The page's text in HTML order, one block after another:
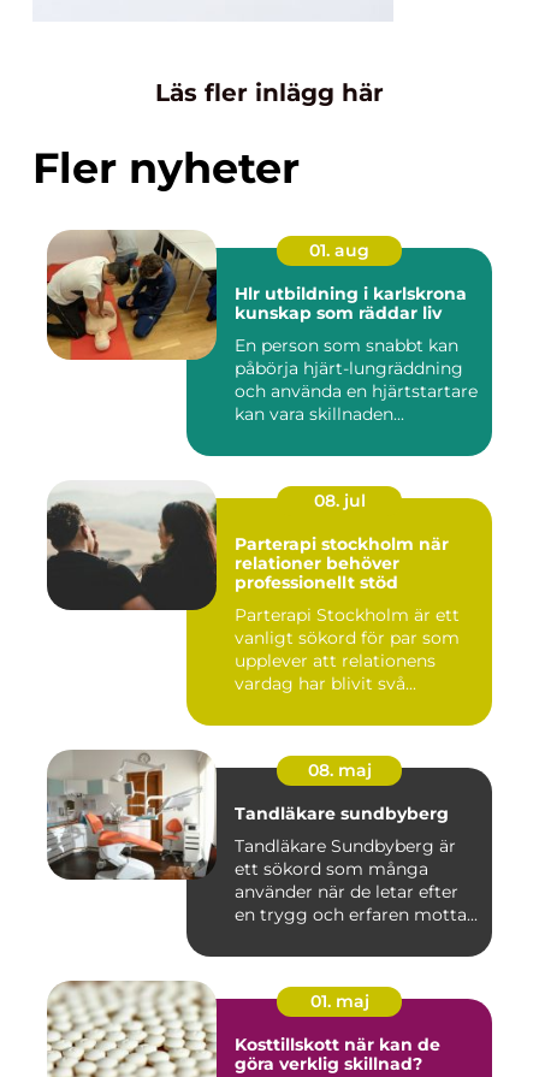
Läs fler inlägg här
Fler nyheter
01. aug
Hlr utbildning i karlskrona
kunskap som räddar liv
En person som snabbt kan
påbörja hjärt-lungräddning
och använda en hjärtstartare
kan vara skillnaden...
08. jul
Parterapi stockholm när
relationer behöver
professionellt stöd
Parterapi Stockholm är ett
vanligt sökord för par som
upplever att relationens
vardag har blivit svå...
08. maj
Tandläkare sundbyberg
Tandläkare Sundbyberg är
ett sökord som många
använder när de letar efter
en trygg och erfaren motta...
01. maj
Kosttillskott när kan de
göra verklig skillnad?